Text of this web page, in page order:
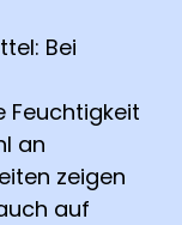
Bei
Feuchtigkeit
an
zeigen
auf